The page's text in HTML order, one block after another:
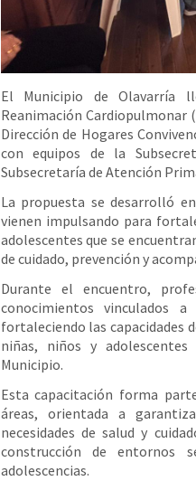
El Municipio de Olavarría
Reanimación Cardiopulmonar
Dirección de Hogares
con equipos de la
Subsecretaría de Atención
La propuesta se desarrolló
vienen impulsando para
adolescentes que se
de cuidado, prevención y
Durante el encuentro,
conocimientos vinculados
fortaleciendo las capacidades
niñas, niños y
Municipio.
Esta capacitación forma
áreas, orientada a
necesidades de salud y
construcción de entornos
adolescencias.